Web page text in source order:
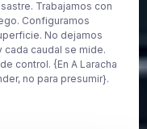
Trabajamos con
Configuramos
No dejamos
cada caudal se mide.
control. {En A Laracha
no para presumir}.